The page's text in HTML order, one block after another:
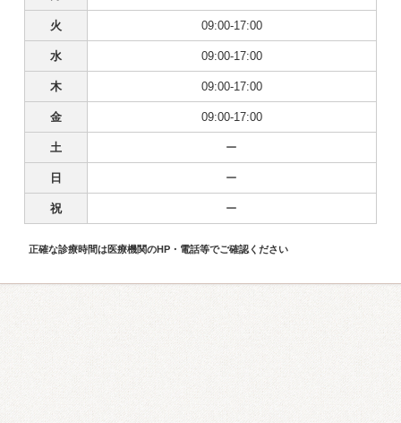
火 09:00-17:00
水 09:00-17:00
木 09:00-17:00
金 09:00-17:00
土 ー
日 ー
祝 ー
正確な診療時間は医療機関のHP・電話等でご確認ください